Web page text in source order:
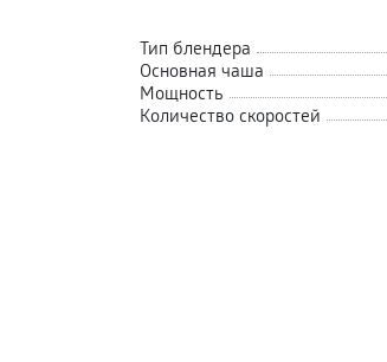
Тип блендера
Основная чаша
Мощность
Количество скоростей